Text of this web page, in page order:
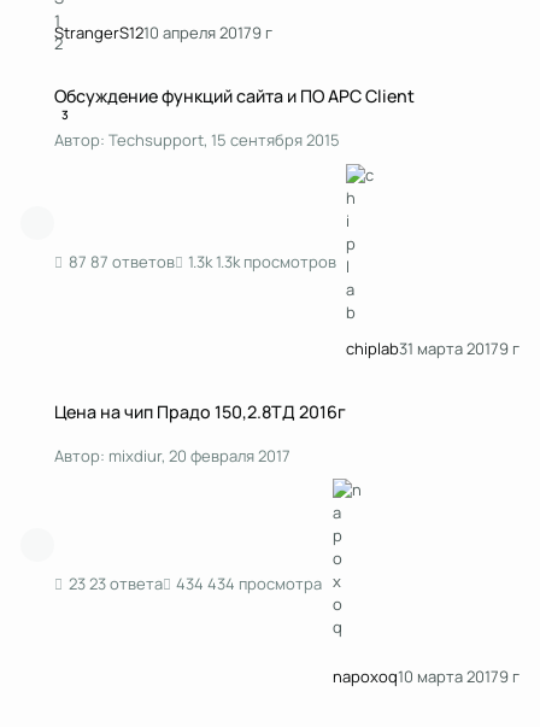
StrangerS1210 апреля 20179 г
Обсуждение функций сайта и ПО APC Client
3
Автор: Techsupport, 15 сентября 2015
87 ответов 1.3k просмотров
chiplab31 марта 20179 г
Цена на чип Прадо 150,2.8ТД 2016г
Автор: mixdiur, 20 февраля 2017
23 ответа 434 просмотра
napoxoq10 марта 20179 г